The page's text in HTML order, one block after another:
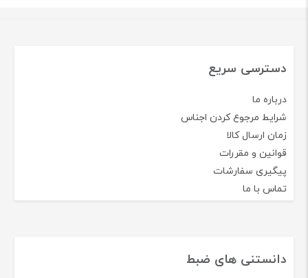
دسترسی سریع
درباره ما
شرایط مرجوع کردن اجناس
زمان ارسال کالا
قوانین و مقررات
پیگیری سفارشات
تماس با ما
دانستنی های ضبط